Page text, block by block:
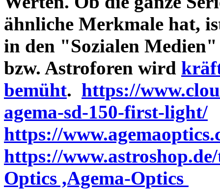
ähnliche Merkmale hat,
in den "Sozialen Medien"
bzw. Astroforen wird
bemüht. https://
agema-sd-150-first-light/
https://
https://
Optics ,Agema-Optics